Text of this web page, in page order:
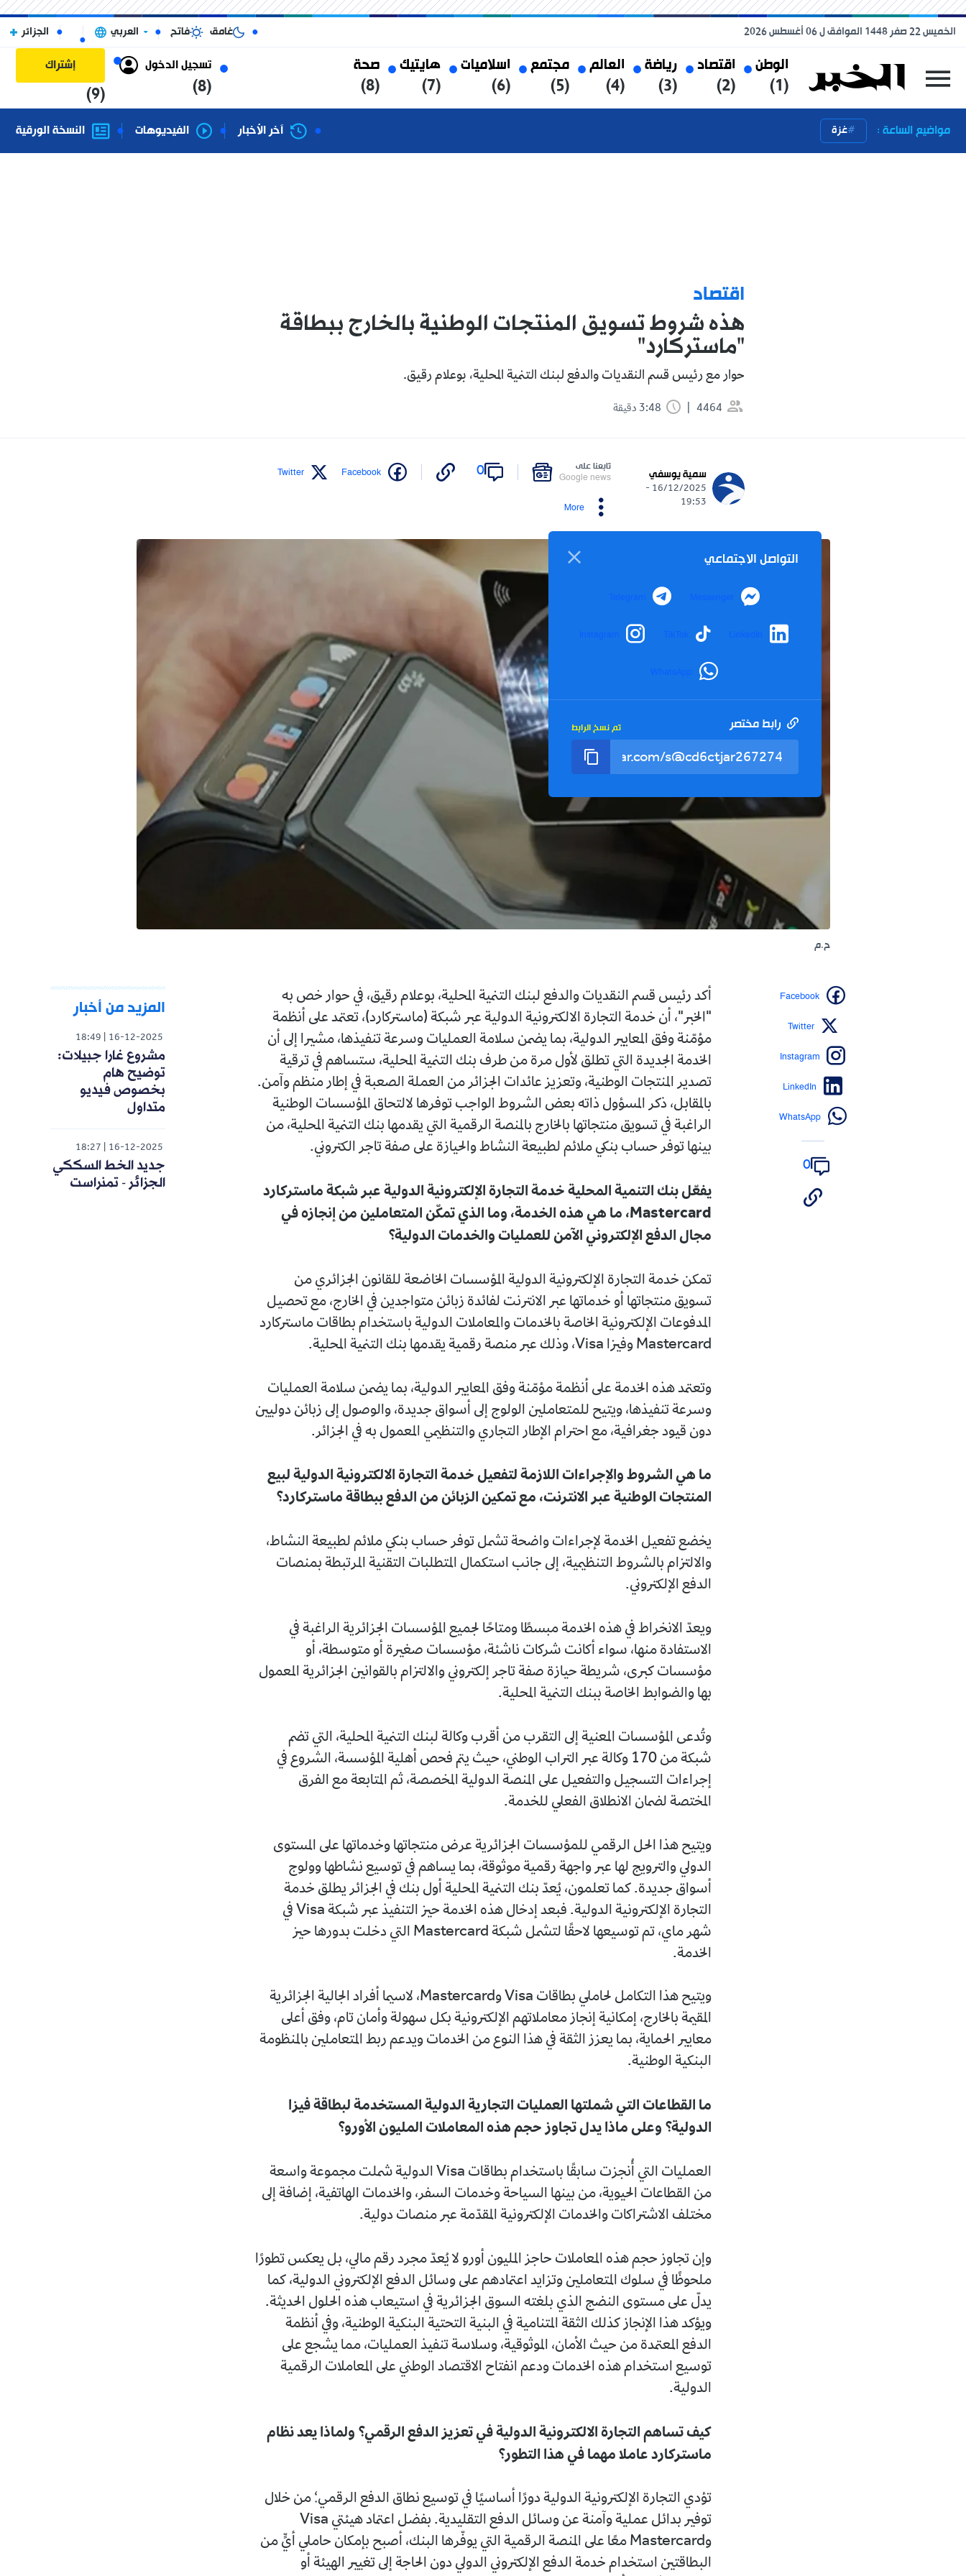
الوطن
(1)
اقتصاد
(2)
رياضة
(3)
العالم
(4)
مجتمع
(5)
اسلاميات
(6)
هايتيك
(7)
صحة
(8)
تسجيل الدخول
(8)
إشتراك
(9)
الخميس 22 صفر 1448 الموافق ل 06 أغسطس 2026 غامق فاتح العربي الجزائر
مواضيع الساعة : غزة آخر الأخبار الفيديوهات النسخة الورقية
اقتصاد
هذه شروط تسويق المنتجات الوطنية بالخارج ببطاقة
"ماستركارد"
حوار مع رئيس قسم النقديات والدفع لبنك التنمية المحلية، بوعلام رقيق.
4464
سمية يوسفي
16/12/2025 -
19:53
تابعنا على
Google news
0
Facebook
Twitter
More
التواصل الاجتماعي
Messenger
Telegram
LinkedIn
TikTok
Instagram
WhatsApp
رابط مختصر تم نسخ الرابط
ح.م
أكد رئيس قسم النقديات والدفع لبنك التنمية المحلية، بوعلام رقيق، في حوار خص به
"الخبر"، أن خدمة التجارة الالكترونية الدولية عبر شبكة (ماستركارد)، تعتمد على أنظمة
مؤمّنة وفق المعايير الدولية، بما يضمن سلامة العمليات وسرعة تنفيذها، مشيرا إلى أن
الخدمة الجديدة التي تطلق لأول مرة من طرف بنك التنمية المحلية، ستساهم في ترقية
تصدير المنتجات الوطنية، وتعزيز عائدات الجزائر من العملة الصعبة في إطار منظم وآمن.
بالمقابل، ذكر المسؤول ذاته بعض الشروط الواجب توفرها لالتحاق المؤسسات الوطنية
الراغبة في تسويق منتجاتها بالخارج بالمنصة الرقمية التي يقدمها بنك التنمية المحلية، من
بينها توفر حساب بنكي ملائم لطبيعة النشاط والحيازة على صفة تاجر الكتروني.
يفعّل بنك التنمية المحلية خدمة التجارة الإلكترونية الدولية عبر شبكة ماستركارد
Mastercard، ما هي هذه الخدمة، وما الذي تمكّن المتعاملين من إنجازه في
مجال الدفع الإلكتروني الآمن للعمليات والخدمات الدولية؟
تمكن خدمة التجارة الإلكترونية الدولية المؤسسات الخاضعة للقانون الجزائري من
تسويق منتجاتها أو خدماتها عبر الانترنت لفائدة زبائن متواجدين في الخارج، مع تحصيل
المدفوعات الإلكترونية الخاصة بالخدمات والمعاملات الدولية باستخدام بطاقات ماستركارد
Mastercard وفيزا Visa، وذلك عبر منصة رقمية يقدمها بنك التنمية المحلية.
وتعتمد هذه الخدمة على أنظمة مؤمّنة وفق المعايير الدولية، بما يضمن سلامة العمليات
وسرعة تنفيذها، ويتيح للمتعاملين الولوج إلى أسواق جديدة، والوصول إلى زبائن دوليين
دون قيود جغرافية، مع احترام الإطار التجاري والتنظيمي المعمول به في الجزائر.
ما هي الشروط والإجراءات اللازمة لتفعيل خدمة التجارة الالكترونية الدولية لبيع
المنتجات الوطنية عبر الانترنت، مع تمكين الزبائن من الدفع ببطاقة ماستركارد؟
يخضع تفعيل الخدمة لإجراءات واضحة تشمل توفر حساب بنكي ملائم لطبيعة النشاط،
والالتزام بالشروط التنظيمية، إلى جانب استكمال المتطلبات التقنية المرتبطة بمنصات
الدفع الإلكتروني.
ويعدّ الانخراط في هذه الخدمة مبسطًا ومتاحًا لجميع المؤسسات الجزائرية الراغبة في
الاستفادة منها، سواء أكانت شركات ناشئة، مؤسسات صغيرة أو متوسطة، أو
مؤسسات كبرى، شريطة حيازة صفة تاجر إلكتروني والالتزام بالقوانين الجزائرية المعمول
بها والضوابط الخاصة ببنك التنمية المحلية.
وتُدعى المؤسسات المعنية إلى التقرب من أقرب وكالة لبنك التنمية المحلية، التي تضم
شبكة من 170 وكالة عبر التراب الوطني، حيث يتم فحص أهلية المؤسسة، الشروع في
إجراءات التسجيل والتفعيل على المنصة الدولية المخصصة، ثم المتابعة مع الفرق
المختصة لضمان الانطلاق الفعلي للخدمة.
ويتيح هذا الحل الرقمي للمؤسسات الجزائرية عرض منتجاتها وخدماتها على المستوى
الدولي والترويج لها عبر واجهة رقمية موثوقة، بما يساهم في توسيع نشاطها وولوج
أسواق جديدة. كما تعلمون، يُعدّ بنك التنمية المحلية أول بنك في الجزائر يطلق خدمة
التجارة الإلكترونية الدولية. فبعد إدخال هذه الخدمة حيز التنفيذ عبر شبكة Visa في
شهر ماي، تم توسيعها لاحقًا لتشمل شبكة Mastercard التي دخلت بدورها حيز
الخدمة.
ويتيح هذا التكامل لحاملي بطاقات Visa وMastercard، لاسيما أفراد الجالية الجزائرية
المقيمة بالخارج، إمكانية إنجاز معاملاتهم الإلكترونية بكل سهولة وأمان تام، وفق أعلى
معايير الحماية، بما يعزز الثقة في هذا النوع من الخدمات ويدعم ربط المتعاملين بالمنظومة
البنكية الوطنية.
ما القطاعات التي شملتها العمليات التجارية الدولية المستخدمة لبطاقة فيزا
الدولية؟ وعلى ماذا يدل تجاوز حجم هذه المعاملات المليون الأورو؟
العمليات التي أُنجزت سابقًا باستخدام بطاقات Visa الدولية شملت مجموعة واسعة
من القطاعات الحيوية، من بينها السياحة وخدمات السفر، والخدمات الهاتفية، إضافة إلى
مختلف الاشتراكات والخدمات الإلكترونية المقدّمة عبر منصات دولية.
وإن تجاوز حجم هذه المعاملات حاجز المليون أورو لا يُعدّ مجرد رقم مالي، بل يعكس تطورًا
ملحوظًا في سلوك المتعاملين وتزايد اعتمادهم على وسائل الدفع الإلكتروني الدولية، كما
يدلّ على مستوى النضج الذي بلغته السوق الجزائرية في استيعاب هذه الحلول الحديثة.
ويؤكد هذا الإنجاز كذلك الثقة المتنامية في البنية التحتية البنكية الوطنية، وفي أنظمة
الدفع المعتمدة من حيث الأمان، الموثوقية، وسلاسة تنفيذ العمليات، مما يشجع على
توسيع استخدام هذه الخدمات ودعم انفتاح الاقتصاد الوطني على المعاملات الرقمية
الدولية.
كيف تساهم التجارة الالكترونية الدولية في تعزيز الدفع الرقمي؟ ولماذا يعد نظام
ماستركارد عاملا مهما في هذا التطور؟
تؤدي التجارة الإلكترونية الدولية دورًا أساسيًا في توسيع نطاق الدفع الرقمي؛ من خلال
توفير بدائل عملية وآمنة عن وسائل الدفع التقليدية. بفضل اعتماد هيئتي Visa
وMastercard معًا على المنصة الرقمية التي يوفّرها البنك، أصبح بإمكان حاملي أيٍّ من
البطاقتين استخدام خدمة الدفع الإلكتروني الدولي دون الحاجة إلى تغيير الهيئة أو
Facebook
Twitter
Instagram
LinkedIn
WhatsApp
0
المزيد من أخبار
16-12-2025
18:49
مشروع غارا جبيلات:
توضيح هام
بخصوص فيديو
متداول
16-12-2025
18:27
جديد الخط السككي
الجزائر - تمنراست